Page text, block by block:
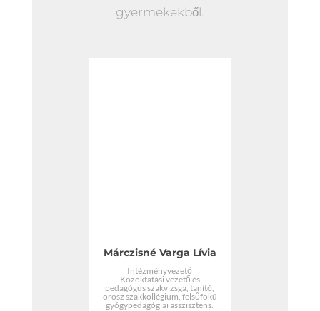
gyermekekből.
Márczisné Varga Lívia
Intézményvezető
Közoktatási vezető és
pedagógus szakvizsga, tanító,
orosz szakkollégium, felsőfokú
gyógypedagógiai asszisztens.